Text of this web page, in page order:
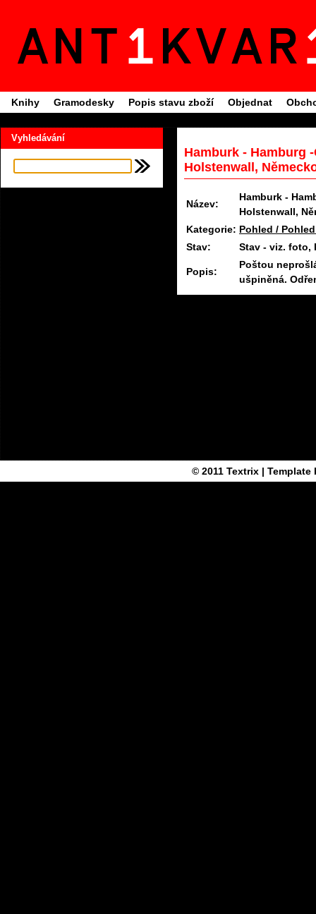
Knihy Gramodesky Popis stavu zboží Objednat
Vyhledávání
Hamburk - Hamburg
Holstenwall,
Název:
Hamburk -
Holstenwall,
Kategorie: Pohled /
Stav:
Stav - viz. foto,
Popis:
Poštou
ušpiněná.
© 2011 Textrix| Template